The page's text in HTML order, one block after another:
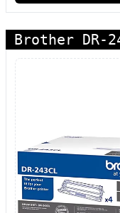
Brother DR-